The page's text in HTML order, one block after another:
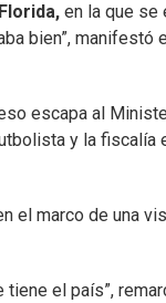
en la que se
bien”,
escapa al
y la fiscalía
el marco de una
el país”,